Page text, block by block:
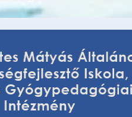
Éltes
Mosonmagyaróvári Éltes